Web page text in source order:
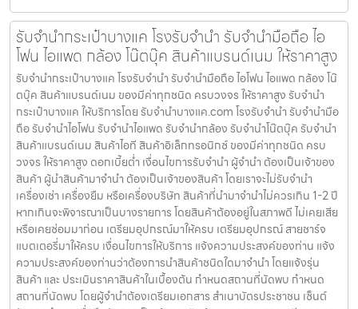
รับจำนำกระเป๋าบางแค โรงรับจำนำ รับจำนำมือถือ ไอ
โฟน ไอแพด กล้อง โน๊ตบุ๊ค สินค้าแบรนด์เนม ให้ราคาสูง
รับจำนำกระเป๋าบางแค โรงรับจำนำ รับจำนำมือถือ ไอโฟน ไอแพด กล้อง โน๊
ตบุ๊ค สินค้าแบรนด์เนม ของมีค่าทุกชนิด ครบวงจร ให้ราคาสูง รับจำนำ
กระเป๋าบางแค ให้บริการโดย รับจํานําบางแค.com โรงรับจำนำ รับจำนำมือ
ถือ รับจำนำไอโฟน รับจำนำไอแพด รับจำนำกล้อง รับจำนำโน๊ตบุ๊ค รับจำนำ
สินค้าแบรนด์เนม สินค้าไอที สินค้าอิเล็กทรอนิกซ์ ของมีค่าทุกชนิด ครบ
วงจร ให้ราคาสูง ดอกเบี้ยต่ำ เงื่อนไขการรับจำนำ ผู้จำนำ ต้องเป็นเจ้าของ
สินค้า ผู้นำสินค้ามาจำนำ ต้องเป็นเจ้าของสินค้า โดยเราจะไม่รับจำนำ
เครื่องเช่า เครื่องยืม หรือเครื่องบริษัท สินค้าที่นำมาจำนำไม่ควรเกิน 1-2 ปี
หากเกินจะพิจารณาเป็นบางรายการ โดยสินค้าต้องอยู่ในสภาพดี ไม่เคยเสีย
หรือเคยซ่อมมาก่อน เตรียมอุปกรณ์มาให้ครบ เตรียมอุปกรณ์ สายชาร์จ
แบตเตอรี่มาให้ครบ เงื่อนไขการให้บริการ แจ้งความประสงค์ของท่าน แจ้ง
ความประสงค์ของท่านว่าต้องการนำสินค้าชนิดใดมาจำนำ โดยแจ้งรุ่น
สินค้า และ ประเมินราคาสินค้าในเบื้องต้น กำหนดสถานที่นัดพบ กำหนด
สถานที่นัดพบ โดยผู้จำนำต้องเตรียมเอกสาร สำเนาบัตรประชาชน เซ็นต์